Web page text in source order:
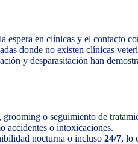
espera en clínicas y el contacto
donde no existen clínicas
y desparasitación han
grooming o seguimiento de
accidentes o intoxicaciones.
nocturna o incluso 24/7, lo